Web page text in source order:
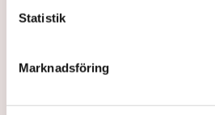
Statistik
Marknadsföring
– Det är väldigt hedersamt och
stor ödmjukhet, säger hon i en